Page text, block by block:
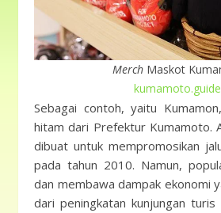
Merch Maskot
kumamoto.guide
Sebagai contoh, yaitu
hitam dari Prefektur Kumamoto.
dibuat untuk mempromosikan
pada tahun 2010. Namun,
dan membawa dampak ekonomi
dari peningkatan kunjungan turis